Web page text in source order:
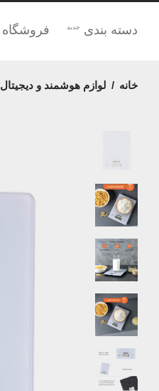
دسته بندی جدید فروشگاه
خانه / لوازم هوشمند و دیجیتال